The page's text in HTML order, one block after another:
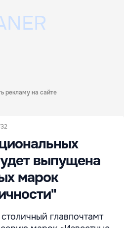
рекламу на сайте
выпущена
марок
главпочтамт